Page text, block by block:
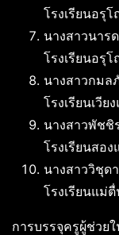
โรงเรียนอรุ
นางสาวนาร
โรงเรียนอรุ
นางสาวกมล
โรงเรียนเวีย
นางสาวพัชชิ
โรงเรียนสอ
นางสาววิชุด
โรงเรียนแม่
การบรรจุครูผู้ช่วย